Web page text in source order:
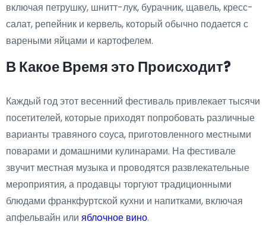
включая петрушку, шнитт-лук, бурачник, щавель, кресс-
салат, репейник и кервель, который обычно подается с
вареными яйцами и картофелем.
В Какое Время это Происходит?
Каждый год этот весенний фестиваль привлекает тысячи
посетителей, которые приходят попробовать различные
варианты травяного соуса, приготовленного местными
поварами и домашними кулинарами. На фестивале
звучит местная музыка и проводятся развлекательные
мероприятия, а продавцы торгуют традиционными
блюдами франкфуртской кухни и напитками, включая
апфельвайн или яблoчное вино.